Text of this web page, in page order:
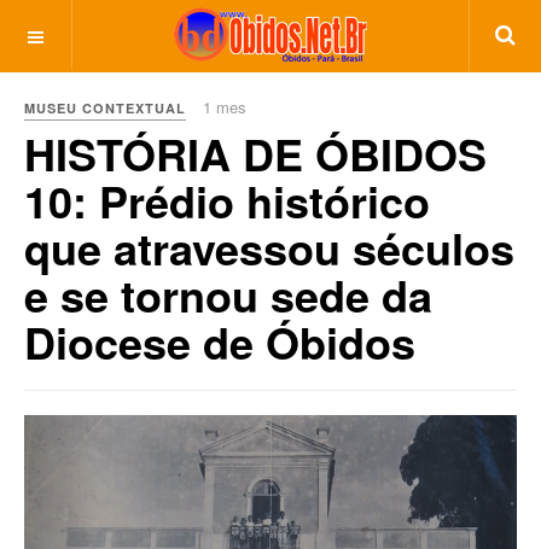
MUSEU CONTEXTUAL 1 mes
HISTÓRIA DE ÓBIDOS
10: Prédio histórico
que atravessou séculos
e se tornou sede da
Diocese de Óbidos
Previous Next